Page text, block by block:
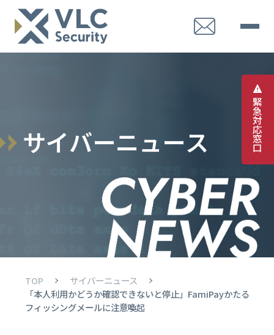
緊
急
対
応
窓
口
サイバーニュース
TOP
サイバーニュース
「本人利用かどうか確認できないと停止」FamiPayかたる
フィッシングメールに注意喚起